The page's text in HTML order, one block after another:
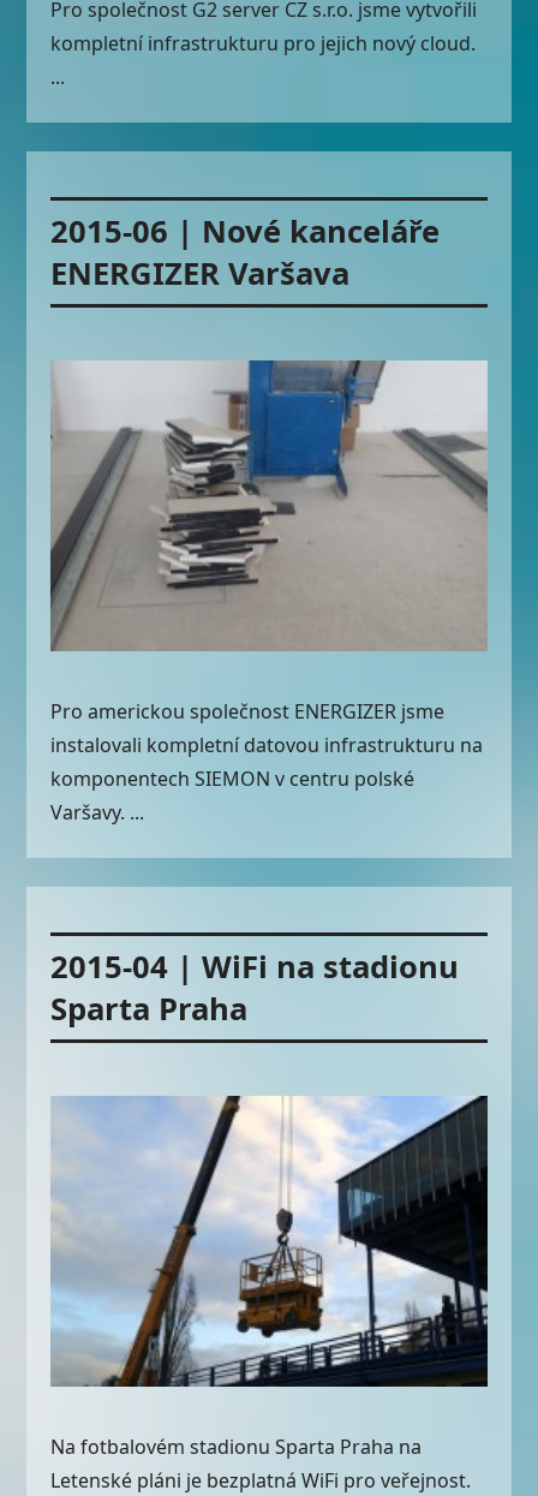
Pro společnost G2 server CZ s.r.o. jsme vytvořili
kompletní infrastrukturu pro jejich nový cloud.
...
2015-06 | Nové kanceláře
ENERGIZER Varšava
Pro americkou společnost ENERGIZER jsme
instalovali kompletní datovou infrastrukturu na
komponentech SIEMON v centru polské
Varšavy. ...
2015-04 | WiFi na stadionu
Sparta Praha
Na fotbalovém stadionu Sparta Praha na
Letenské pláni je bezplatná WiFi pro veřejnost.